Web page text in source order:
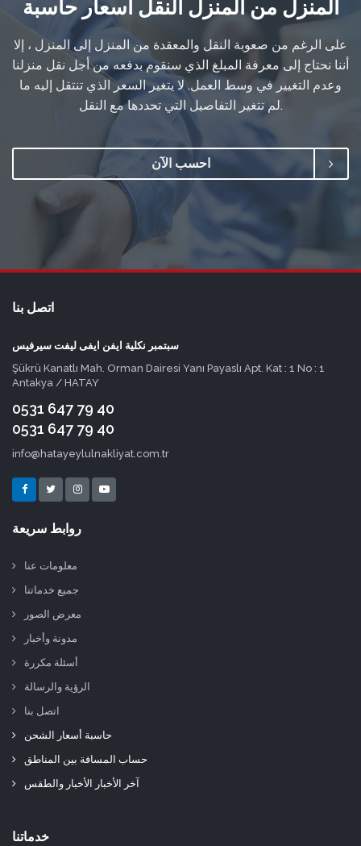
المنزل من المنزل النقل أسعار حاسبة
على الرغم من صعوبة النقل والمعقدة من المنزل إلى المنزل ، إلا
أننا نحتاج إلى معرفة المبلغ الذي سنقوم بدفعه من أجل نقل منزلنا
وعدم التغيير في وسط العمل. لا يتغير السعر الذي تنتقل إليه ما
لم تتغير التفاصيل التي تحددها مع النقل.
احسب الآن
اتصل بنا
سبتمبر نكلية ايفن ايفى ليفت سيرفيس
Şükrü Kanatlı Mah. Orman Dairesi Yanı Payaslı Apt. Kat : 1 No : 1
Antakya / HATAY
0531 647 79 40
0531 647 79 40
info@hatayeylulnakliyat.com.tr
روابط سريعة
معلومات عنا
جميع خدماتنا
معرض الصور
مدونة وأخبار
أسئلة مكررة
الرؤية والرسالة
اتصل بنا
حاسبة أسعار الشحن
حساب المسافة بين المناطق
آخر الأخبار الأخبار والطقس
خدماتنا